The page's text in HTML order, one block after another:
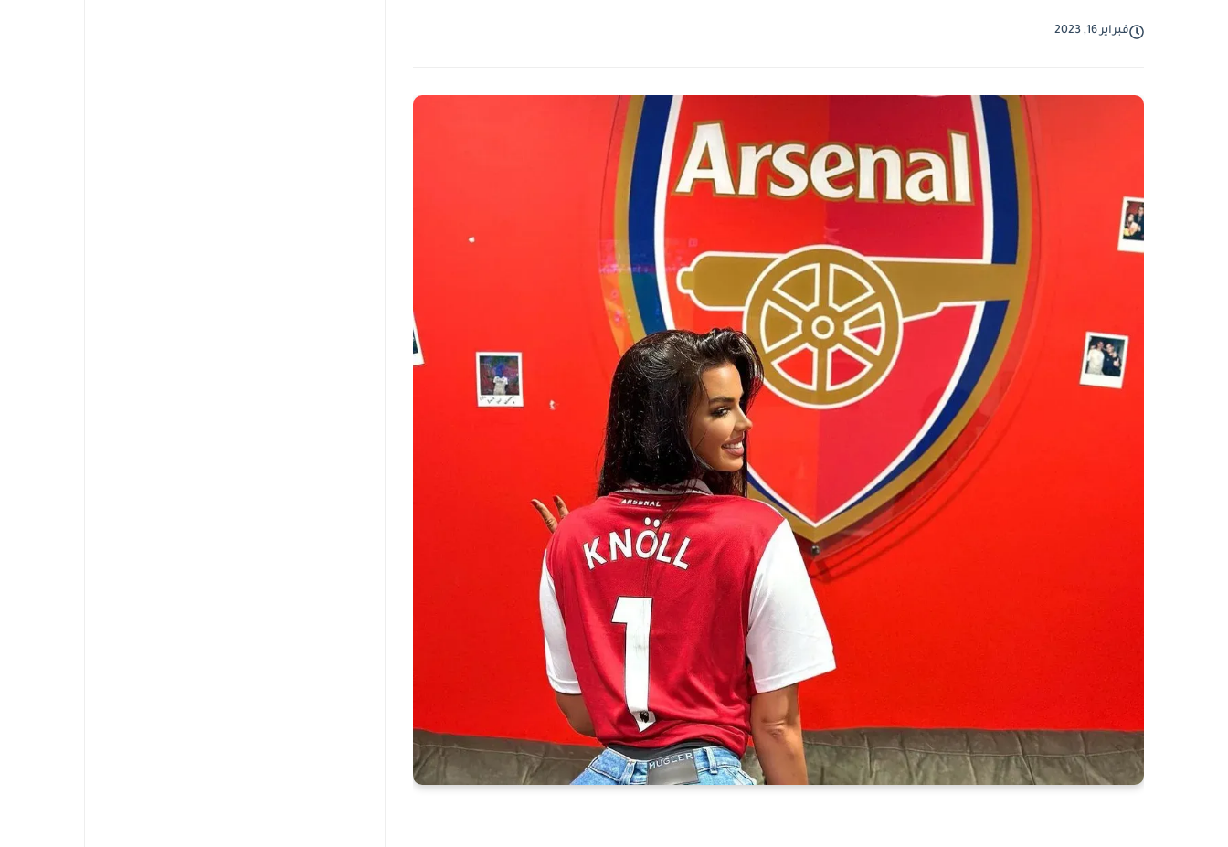
فبراير 16, 2023